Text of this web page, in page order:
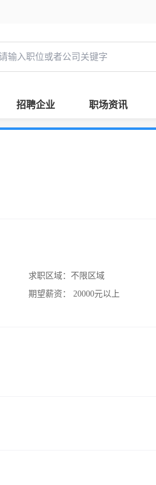
招聘企业 职场资讯
求职区域： 不限区域
期望薪资：
20000元以上